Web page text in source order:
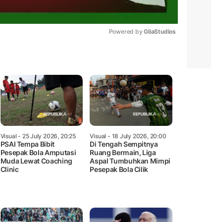
Powered by GliaStudios
Visual - 25 July 2026, 20:25
PSAI Tempa Bibit
Pesepak Bola Amputasi
Muda Lewat Coaching
Clinic
Visual - 18 July 2026, 20:00
Di Tengah Sempitnya
Ruang Bermain, Liga
Aspal Tumbuhkan Mimpi
Pesepak Bola Cilik